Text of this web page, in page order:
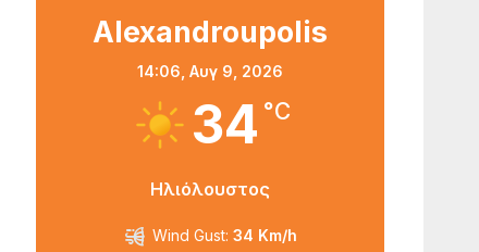
Alexandroupolis
14:06, Αυγ 9, 2026
34 °C
Ηλιόλουστος
Wind Gust: 34 Km/h